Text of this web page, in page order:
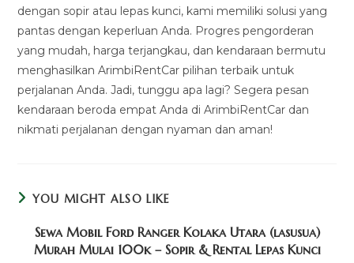
dengan sopir atau lepas kunci, kami memiliki solusi yang
pantas dengan keperluan Anda. Progres pengorderan
yang mudah, harga terjangkau, dan kendaraan bermutu
menghasilkan ArimbiRentCar pilihan terbaik untuk
perjalanan Anda. Jadi, tunggu apa lagi? Segera pesan
kendaraan beroda empat Anda di ArimbiRentCar dan
nikmati perjalanan dengan nyaman dan aman!
YOU MIGHT ALSO LIKE
Sewa Mobil Ford Ranger Kolaka Utara (lasusua)
Murah Mulai 100k – Sopir & Rental Lepas Kunci